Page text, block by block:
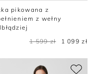
pikowana z
z wełny
1 599 zł
1 099 zł